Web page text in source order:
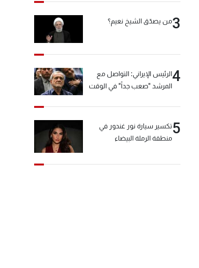
3من يصدّق الشيخ نعيم؟
4الرئيس الإيراني: التواصل مع
المرشد "صعب جداً" في الوقت
5تكسير سيارة نور غندور في
منطقة الرملة البيضاء